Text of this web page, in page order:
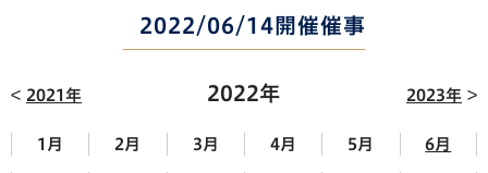
2022/06/14開催催事
2021年 2022年 2023年
1月 2月 3月 4月 5月 6月